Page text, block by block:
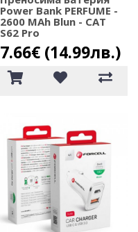
Power Bank PERFUME -
2600 MAh Blun - CAT
S62 Pro
7.66€ (14.99лв.)